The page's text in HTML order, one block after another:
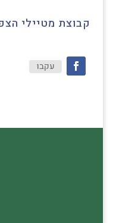
קבוצת מטיילי
עקבו